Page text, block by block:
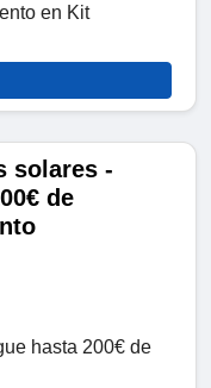
en Kit
solares -
de
hasta 200€ de